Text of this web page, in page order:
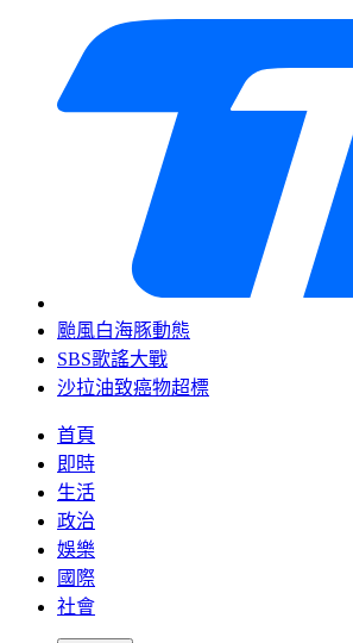
颱風白海豚動態
SBS歌謠大戰
沙拉油致癌物超標
首頁
即時
生活
政治
娛樂
國際
社會